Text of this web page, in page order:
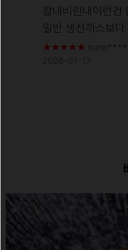
잡내비린내이런건
일반 생선까스보다
진한맛입니다
07-16 에 등록된 스마트
★★★★★
2026-07-17